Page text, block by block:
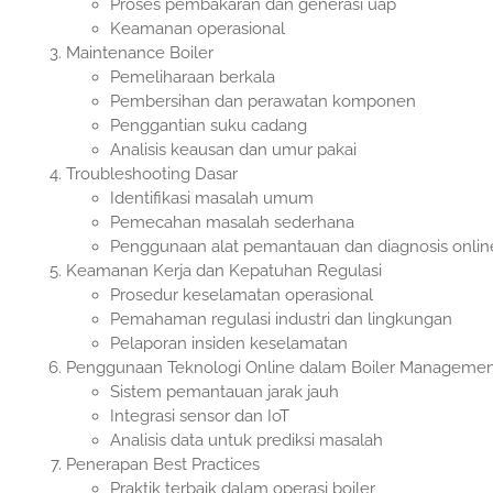
Proses pembakaran dan generasi uap
Keamanan operasional
Maintenance Boiler
Pemeliharaan berkala
Pembersihan dan perawatan komponen
Penggantian suku cadang
Analisis keausan dan umur pakai
Troubleshooting Dasar
Identifikasi masalah umum
Pemecahan masalah sederhana
Penggunaan alat pemantauan dan diagnosis
Keamanan Kerja dan Kepatuhan Regulasi
Prosedur keselamatan operasional
Pemahaman regulasi industri dan lingkungan
Pelaporan insiden keselamatan
Penggunaan Teknologi Online dalam Boiler
Sistem pemantauan jarak jauh
Integrasi sensor dan IoT
Analisis data untuk prediksi masalah
Penerapan Best Practices
Praktik terbaik dalam operasi boiler